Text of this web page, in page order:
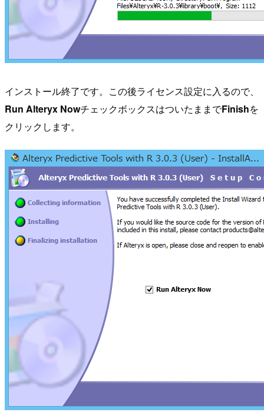
インストール終了です。この後ライセンス設定に入るので、
Run Alteryx NowチェックボックスはついたままでFinishを
クリックします。